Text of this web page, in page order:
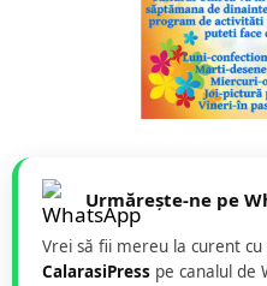
Urmărește-ne pe
Vrei să fii mereu la curent
CalarasiPress pe canalul de